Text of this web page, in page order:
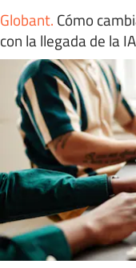
Globant. Cómo
con la llegada de la